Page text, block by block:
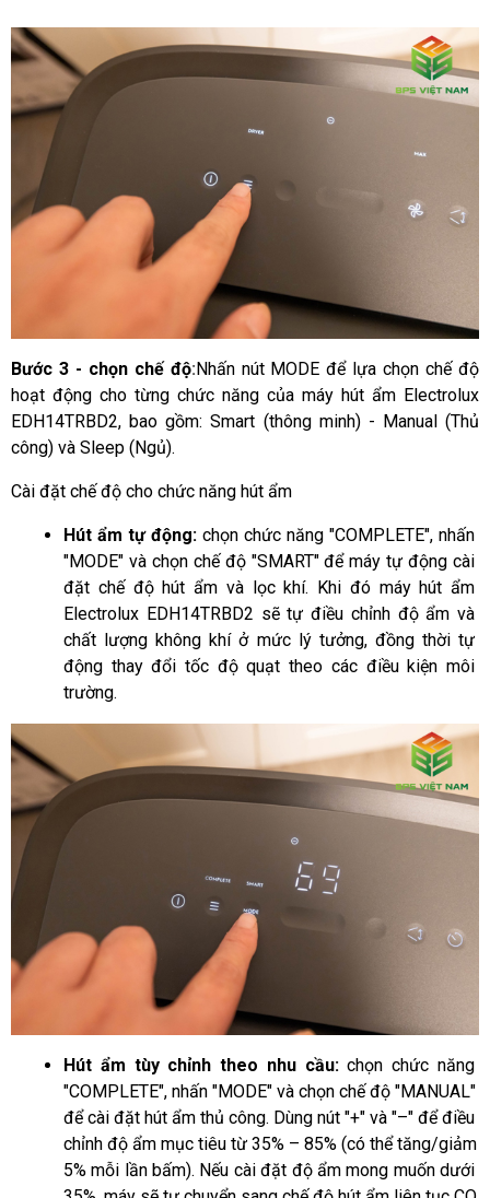
Bước 3 - chọn chế độ:Nhấn nút MODE để lựa chọn chế độ
hoạt động cho từng chức năng của máy hút ẩm Electrolux
EDH14TRBD2, bao gồm: Smart (thông minh) - Manual (Thủ
công) và Sleep (Ngủ).
Cài đặt chế độ cho chức năng hút ẩm
Hút ẩm tự động: chọn chức năng "COMPLETE", nhấn
"MODE" và chọn chế độ "SMART" để máy tự động cài
đặt chế độ hút ẩm và lọc khí. Khi đó máy hút ẩm
Electrolux EDH14TRBD2 sẽ tự điều chỉnh độ ẩm và
chất lượng không khí ở mức lý tưởng, đồng thời tự
động thay đổi tốc độ quạt theo các điều kiện môi
trường.
Hút ẩm tùy chỉnh theo nhu cầu: chọn chức năng
"COMPLETE", nhấn "MODE" và chọn chế độ "MANUAL"
để cài đặt hút ẩm thủ công. Dùng nút "+" và "–" để điều
chỉnh độ ẩm mục tiêu từ 35% – 85% (có thể tăng/giảm
5% mỗi lần bấm). Nếu cài đặt độ ẩm mong muốn dưới